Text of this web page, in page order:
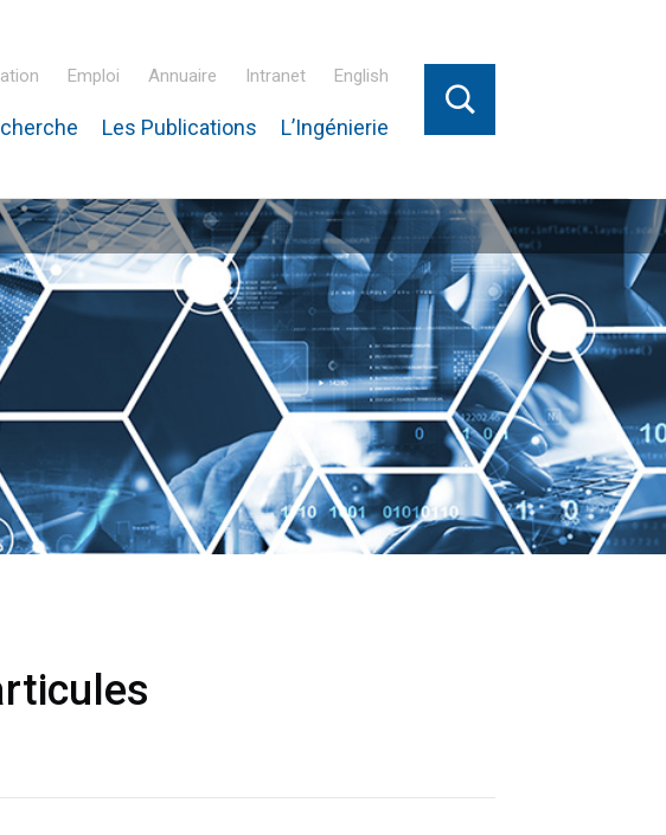
Emploi Annuaire Intranet English
Les Publications L’Ingénierie